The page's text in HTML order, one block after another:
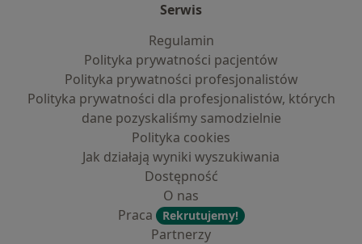
Serwis
Regulamin
Polityka prywatności pacjentów
Polityka prywatności profesjonalistów
Polityka prywatności dla profesjonalistów, których
dane pozyskaliśmy samodzielnie
Polityka cookies
Jak działają wyniki wyszukiwania
Dostępność
O nas
Praca
Rekrutujemy!
Partnerzy